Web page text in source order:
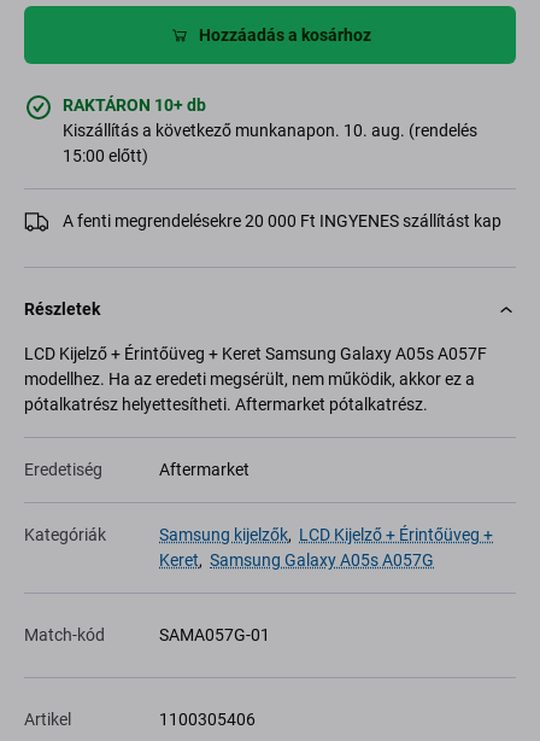
Hozzáadás a kosárhoz
RAKTÁRON 10+ db
Kiszállítás a következő munkanapon. 10. aug. (rendelés
15:00 előtt)
A fenti megrendelésekre 20 000 Ft INGYENES szállítást kap
Részletek
LCD Kijelző + Érintőüveg + Keret Samsung Galaxy A05s A057F
modellhez. Ha az eredeti megsérült, nem működik, akkor ez a
pótalkatrész helyettesítheti. Aftermarket pótalkatrész.
Eredetiség Aftermarket
Kategóriák Samsung kijelzők, LCD Kijelző + Érintőüveg +
Keret, Samsung Galaxy A05s A057G
Match-kód SAMA057G-01
Artikel 1100305406